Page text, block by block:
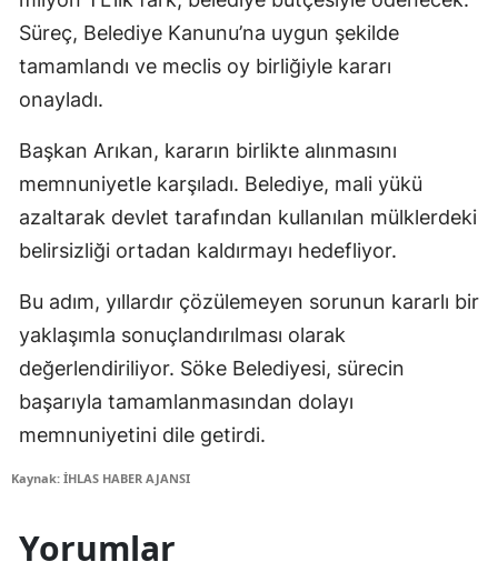
Süreç, Belediye Kanunu’na uygun şekilde
tamamlandı ve meclis oy birliğiyle kararı
onayladı.
Başkan Arıkan, kararın birlikte alınmasını
memnuniyetle karşıladı. Belediye, mali yükü
azaltarak devlet tarafından kullanılan mülklerdeki
belirsizliği ortadan kaldırmayı hedefliyor.
Bu adım, yıllardır çözülemeyen sorunun kararlı bir
yaklaşımla sonuçlandırılması olarak
değerlendiriliyor. Söke Belediyesi, sürecin
başarıyla tamamlanmasından dolayı
memnuniyetini dile getirdi.
Kaynak: İHLAS HABER AJANSI
Yorumlar